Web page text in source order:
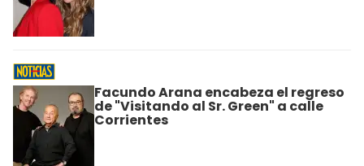
Facundo Arana encabeza el regreso
de "Visitando al Sr. Green" a calle
Corrientes